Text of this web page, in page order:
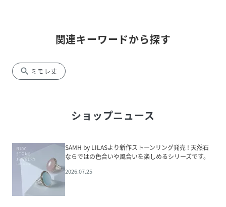
関連キーワードから探す
search ミモレ丈
ショップニュース
SAMH by LILASより新作ストーンリング発売 ! 天然石
ならではの色合いや風合いを楽しめるシリーズです。
2026.07.25